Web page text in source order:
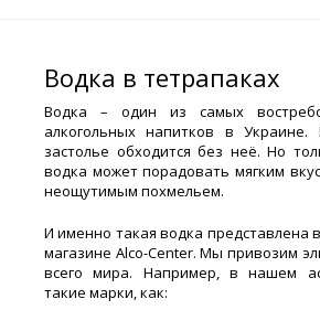
Водка в тетрапаках
Водка – один из самых
алкогольных напитков в Украине.
застолье обходится без неё. Но
водка может порадовать мягким
неощутимым похмельем.
И именно такая водка представлена
магазине Alco-Center. Мы привозим
всего мира. Например, в нашем
такие марки, как: